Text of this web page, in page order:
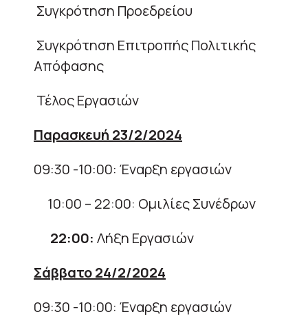
Συγκρότηση Προεδρείου
Συγκρότηση Επιτροπής Πολιτικής
Απόφασης
Τέλος Εργασιών
Παρασκευή 23/2/2024
09:30 -10:00: Έναρξη εργασιών
10:00 – 22:00: Ομιλίες Συνέδρων
22:00: Λήξη Εργασιών
Σάββατο 24/2/2024
09:30 -10:00: Έναρξη εργασιών